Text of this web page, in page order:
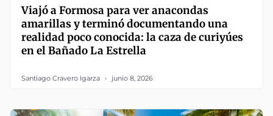
Viajó a Formosa para ver anacondas
amarillas y terminó documentando una
realidad poco conocida: la caza de curiyúes
en el Bañado La Estrella
Santiago Cravero Igarza junio 8, 2026